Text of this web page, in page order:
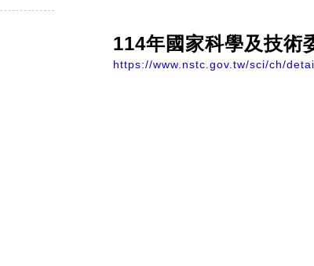
114年國家科學及技術
https://www.nstc.gov.tw/sci/ch/